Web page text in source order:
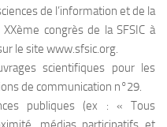
de l’information et de la
congrès de la SFSIC à
le site www.sfsic.org.
scientifiques pour les
de communication n°29.
publiques (ex : « Tous